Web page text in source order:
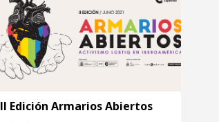
II Edición Armarios Abiertos